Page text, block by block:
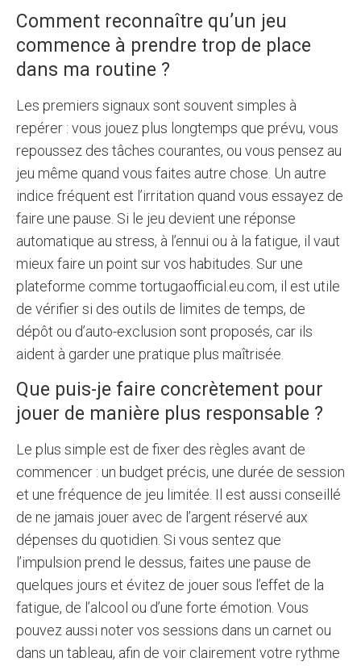
Comment reconnaître qu’un jeu
commence à prendre trop de place
dans ma routine ?
Les premiers signaux sont souvent simples à
repérer : vous jouez plus longtemps que prévu, vous
repoussez des tâches courantes, ou vous pensez au
jeu même quand vous faites autre chose. Un autre
indice fréquent est l’irritation quand vous essayez de
faire une pause. Si le jeu devient une réponse
automatique au stress, à l’ennui ou à la fatigue, il vaut
mieux faire un point sur vos habitudes. Sur une
plateforme comme tortugaofficial.eu.com, il est utile
de vérifier si des outils de limites de temps, de
dépôt ou d’auto-exclusion sont proposés, car ils
aident à garder une pratique plus maîtrisée.
Que puis-je faire concrètement pour
jouer de manière plus responsable ?
Le plus simple est de fixer des règles avant de
commencer : un budget précis, une durée de session
et une fréquence de jeu limitée. Il est aussi conseillé
de ne jamais jouer avec de l’argent réservé aux
dépenses du quotidien. Si vous sentez que
l’impulsion prend le dessus, faites une pause de
quelques jours et évitez de jouer sous l’effet de la
fatigue, de l’alcool ou d’une forte émotion. Vous
pouvez aussi noter vos sessions dans un carnet ou
dans un tableau, afin de voir clairement votre rythme